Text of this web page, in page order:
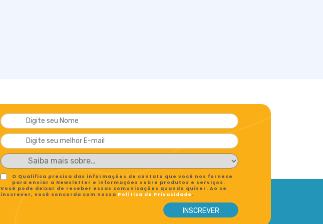
O Qualifica precisa das informações de contato que você nos fornece
para enviar a Newsletter e informações sobre produtos e serviços.
Você pode deixar de receber essas comunicações quando quiser. Ao se
inscrever, você concorda com nossa Política de Privacidade .